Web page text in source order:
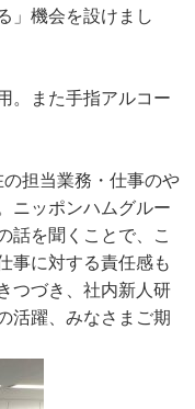
」機会を設けまし
。また手指アルコー
担当業務・仕事のや
ニッポンハムグルー
話を聞くことで、こ
事に対する責任感も
つづき、社内新人研
活躍、みなさまご期